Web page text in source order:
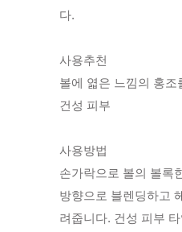
다.
사용추천
볼에 엷은 느낌의 홍조
건성 피부
사용방법
손가락으로 볼의 볼록
방향으로 블렌딩하고
려줍니다. 건성 피부